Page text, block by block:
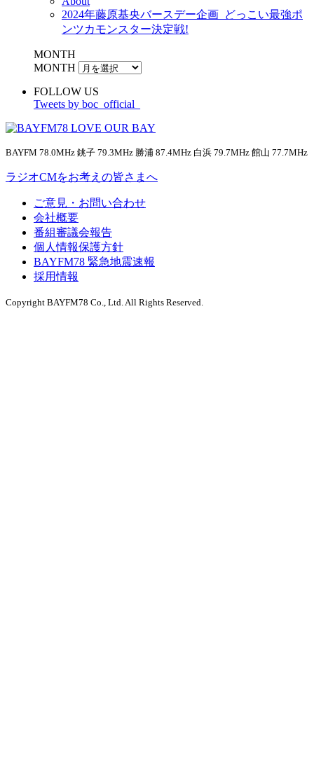
2024年藤原基央バースデー企画_どっこい最強ポ
ンツカモンスター決定戦!
MONTH
MONTH
FOLLOW US
Tweets by boc_official_
BAYFM 78.0MHz 銚子 79.3MHz 勝浦 87.4MHz 白浜 79.7MHz 館山 77.7MHz
ラジオCMをお考えの皆さまへ
ご意見・お問い合わせ
会社概要
番組審議会報告
個人情報保護方針
BAYFM78 緊急地震速報
採用情報
Copyright BAYFM78 Co., Ltd. All Rights Reserved.